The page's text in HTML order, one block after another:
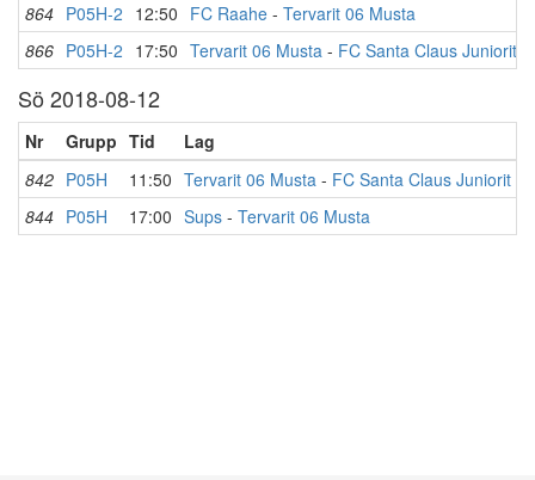
864 P05H-2 12:50 FC Raahe - Tervarit 06 Musta
866 P05H-2 17:50 Tervarit 06 Musta - FC Santa Claus Juniorit
Sö 2018-08-12
Nr Grupp Tid Lag
842 P05H 11:50 Tervarit 06 Musta - FC Santa Claus Juniorit
844 P05H 17:00 Sups - Tervarit 06 Musta